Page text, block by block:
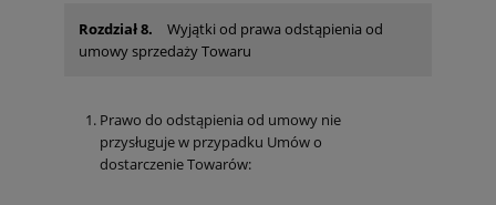
Rozdział 8.
Wyjątki od prawa odstąpienia od
umowy sprzedaży Towaru
Prawo do odstąpienia od umowy nie
przysługuje w przypadku Umów o
dostarczenie Towarów: